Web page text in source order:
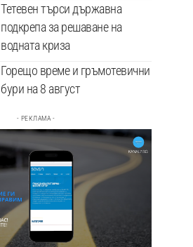
Тетевен търси държавна
подкрепа за решаване на
водната криза
Горещо време и гръмотевични
бури на 8 август
- РЕКЛАМА -